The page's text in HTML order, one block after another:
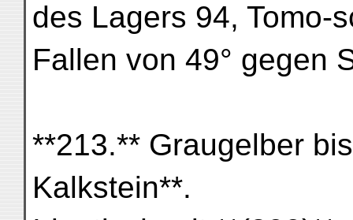
des Lagers 94, Tomo-
Fallen von 49° gegen
**213.** Graugelber
Kalkstein**.